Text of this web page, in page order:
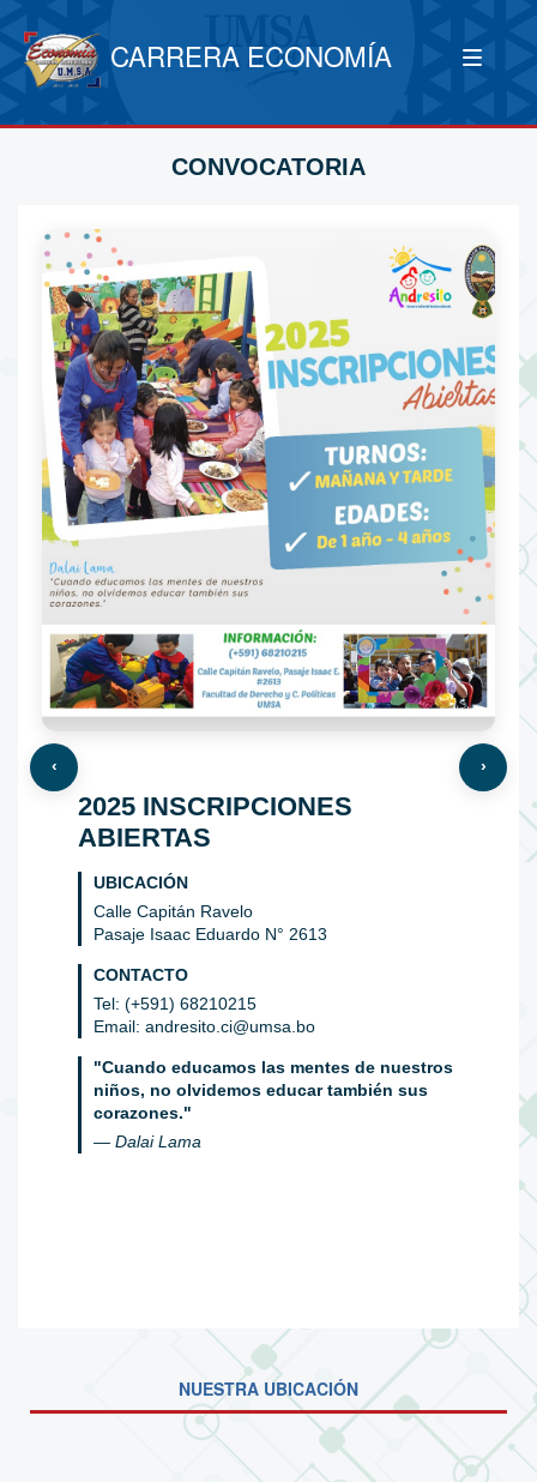
CARRERA ECONOMÍA
CONVOCATORIA
‹
2025 INSCRIPCIONES
ABIERTAS
UBICACIÓN
Calle Capitán Ravelo
Pasaje Isaac Eduardo N° 2613
CONTACTO
Tel: (+591) 68210215
Email: andresito.ci@umsa.bo
"Cuando educamos las mentes de nuestros
niños, no olvidemos educar también sus
corazones."
— Dalai Lama
›
NUESTRA UBICACIÓN